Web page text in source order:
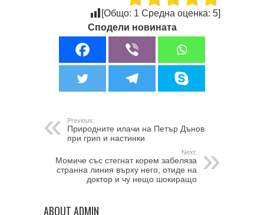
[Общо: 1 Средна оценка: 5]
Сподели новината
Previous:
Природните илачи на Петър Дънов
при грип и настинки
Next:
Момиче със стегнат корем забеляза
странна линия върху него, отиде на
доктор и чу нещо шокиращо
ABOUT ADMIN